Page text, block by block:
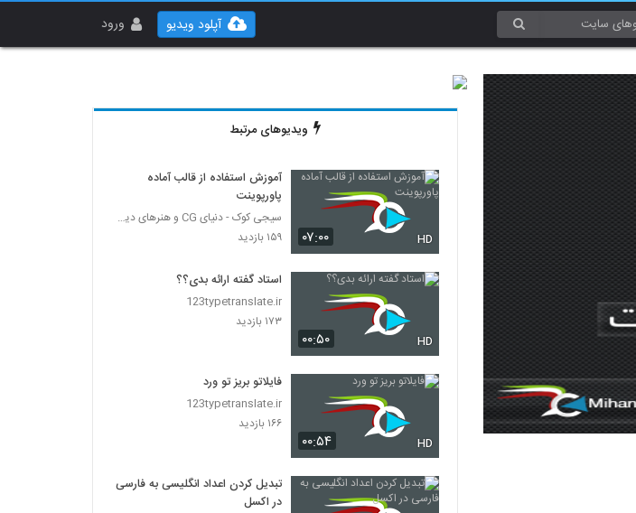
ورود آپلود ویدیو
ویدیوهای مرتبط
۰۷:۰۰ HD
آموزش استفاده از قالب آماده
پاورپوینت
سیجی کوک - دنیای CG و هنرهای دیجیتال
۱۵۹ بازدید
۰۰:۵۰ HD
استاد گفته ارائه بدی؟؟
123typetranslate.ir
۱۷۳ بازدید
۰۰:۵۴ HD
فایلاتو بریز تو ورد
123typetranslate.ir
۱۶۶ بازدید
تبدیل کردن اعداد انگلیسی به فارسی
در اکسل